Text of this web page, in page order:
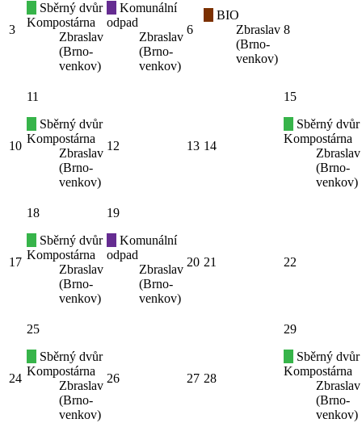
3
Sběrný dvůr
Kompostárna
Zbraslav
(Brno-
venkov)
Komunální
odpad
Zbraslav
(Brno-
venkov)
6
BIO
Zbraslav
(Brno-
venkov)
8
10
11
Sběrný dvůr
Kompostárna
Zbraslav
(Brno-
venkov)
12 13 14
15
Sběrný dvůr
Kompostárna
Zbraslav
(Brno-
venkov)
17
18
Sběrný dvůr
Kompostárna
Zbraslav
(Brno-
venkov)
19
Komunální
odpad
Zbraslav
(Brno-
venkov)
20 21 22
24
25
Sběrný dvůr
Kompostárna
Zbraslav
(Brno-
venkov)
26 27 28
29
Sběrný dvůr
Kompostárna
Zbraslav
(Brno-
venkov)